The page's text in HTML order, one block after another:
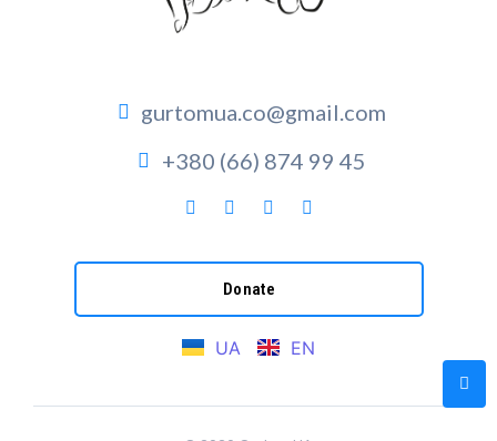
gurtomua.co@gmail.com
+380 (66) 874 99 45
Donate
UA EN